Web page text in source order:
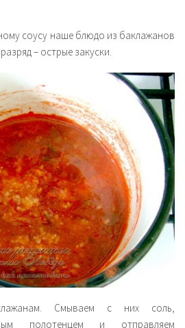
соусу наше блюдо из баклажанов
– острые закуски.
Смываем с них соль,
полотенцем и отправляем